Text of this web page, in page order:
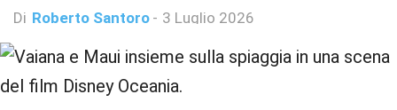
Di Roberto Santoro - 3 Luglio 2026